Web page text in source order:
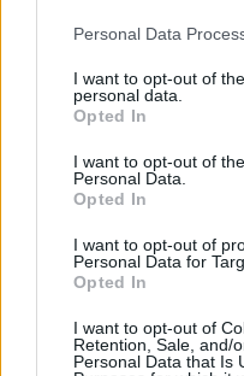
Personal Data
I want to opt-out of
personal data.
Opted In
I want to opt-out of
Personal Data.
Opted In
I want to opt-out of
Personal Data for
Opted In
I want to opt-out of
Retention, Sale, and/
Personal Data that Is
„Mindegy már,
víz, csak víz
Holnapután
Greendex 55:58
Nem csak
– 8